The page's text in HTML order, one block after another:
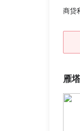
商贷
雁